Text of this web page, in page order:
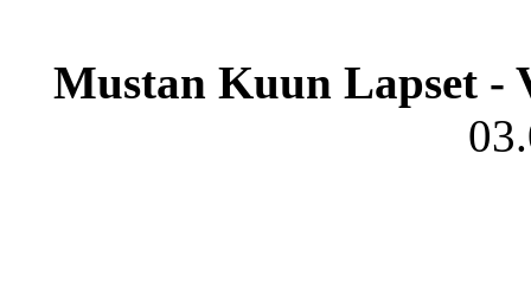
Mustan Kuun Lapset -